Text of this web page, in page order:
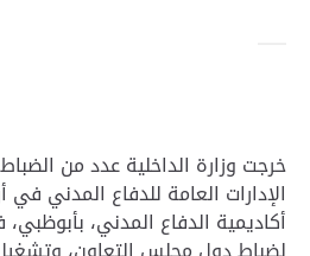
خرجت وزارة الداخلية عدد من
الإدارات العامة للدفاع المدني
أكاديمية الدفاع المدني،